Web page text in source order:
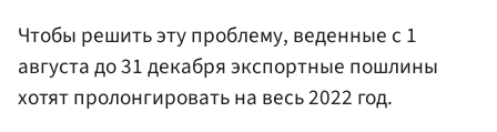
Чтобы решить эту проблему, веденные с 1
августа до 31 декабря экспортные пошлины
хотят пролонгировать на весь 2022 год.